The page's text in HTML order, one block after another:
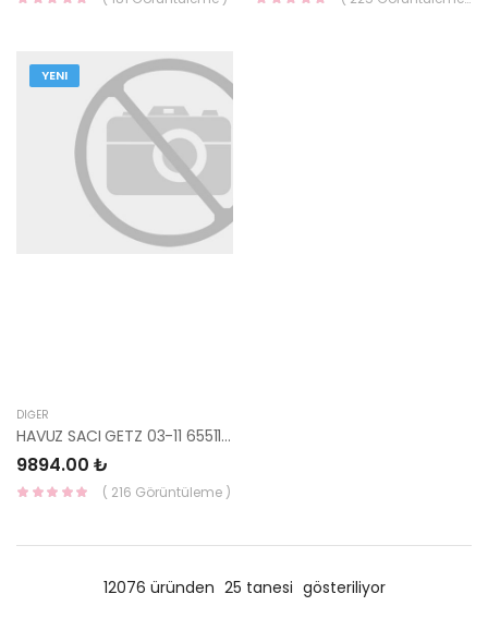
YENI
DIĞER
HAVUZ SACI GETZ 03-11 65511-1C300-MOBIS-S
9894.00 ₺
( 216 Görüntüleme )
12076 üründen 25 tanesi gösteriliyor